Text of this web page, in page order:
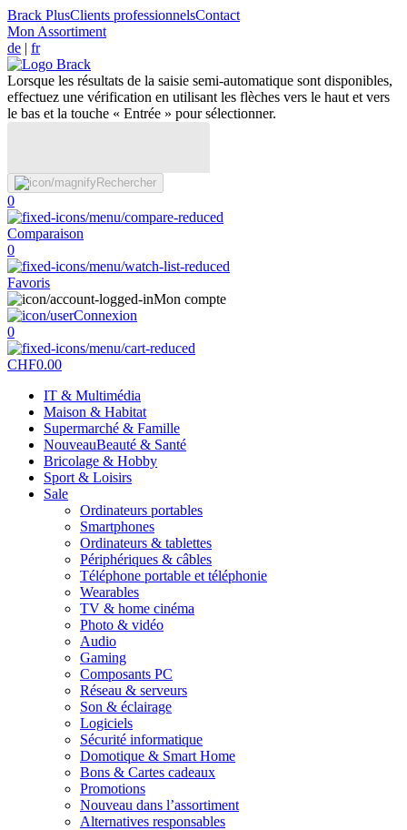
Brack PlusClients professionnelsContact
Mon Assortiment
de | fr
Lorsque les résultats de la saisie semi-automatique sont disponibles,
effectuez une vérification en utilisant les flèches vers le haut et vers
le bas et la touche « Entrée » pour sélectionner.
Rechercher
0
Comparaison
0
Favoris
Mon compte
Connexion
0
CHF0.00
IT & Multimédia
Maison & Habitat
Supermarché & Famille
NouveauBeauté & Santé
Bricolage & Hobby
Sport & Loisirs
Sale
Ordinateurs portables
Smartphones
Ordinateurs & tablettes
Périphériques & câbles
Téléphone portable et téléphonie
Wearables
TV & home cinéma
Photo & vidéo
Audio
Gaming
Composants PC
Réseau & serveurs
Son & éclairage
Logiciels
Sécurité informatique
Domotique & Smart Home
Bons & Cartes cadeaux
Promotions
Nouveau dans l’assortiment
Alternatives responsables